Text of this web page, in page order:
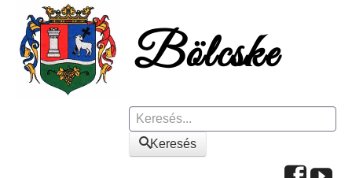
Keresés
Keresés